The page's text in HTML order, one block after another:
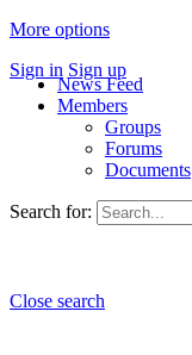
More options
Sign in Sign up
News Feed
Members
Groups
Forums
Documents
Search for:
Close search